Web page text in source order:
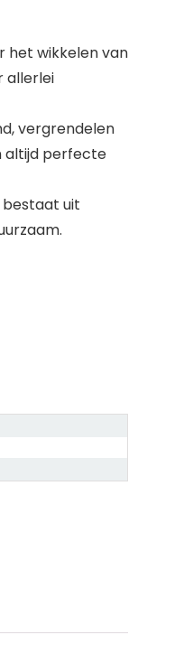
het wikkelen van
allerlei
vergrendelen
altijd perfecte
bestaat uit